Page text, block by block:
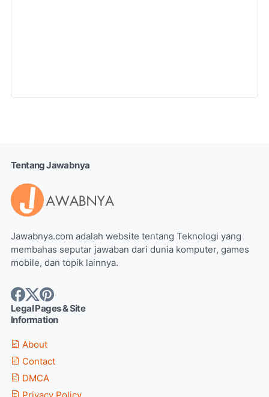
Tentang Jawabnya
Jawabnya.com adalah website tentang Teknologi yang
membahas seputar jawaban dari dunia komputer, games
mobile, dan topik lainnya.
Legal Pages & Site
Information
About
Contact
DMCA